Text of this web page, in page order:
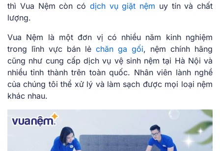
thì Vua Nệm còn có dịch vụ giặt nệm uy tín và chất
lượng.
Vua Nệm là một đơn vị có nhiều năm kinh nghiệm
trong lĩnh vực bán lẻ chăn ga gối, nệm chính hãng
cũng như cung cấp dịch vụ vệ sinh nệm tại Hà Nội và
nhiều tỉnh thành trên toàn quốc. Nhân viên lành nghề
của chúng tôi thể xử lý và làm sạch được mọi loại nệm
khác nhau.